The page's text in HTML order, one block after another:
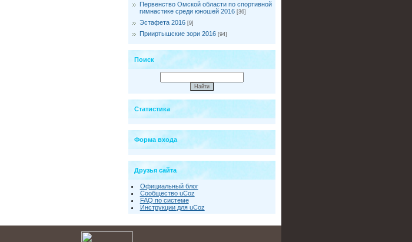
Первенство Омской области по спортивной
гимнастике среди юношей 2016 [36]
Эстафета 2016 [9]
Прииртышские зори 2016 [94]
Поиск
Статистика
Форма входа
Друзья сайта
Официальный блог
Сообщество uCoz
FAQ по системе
Инструкции для uCoz